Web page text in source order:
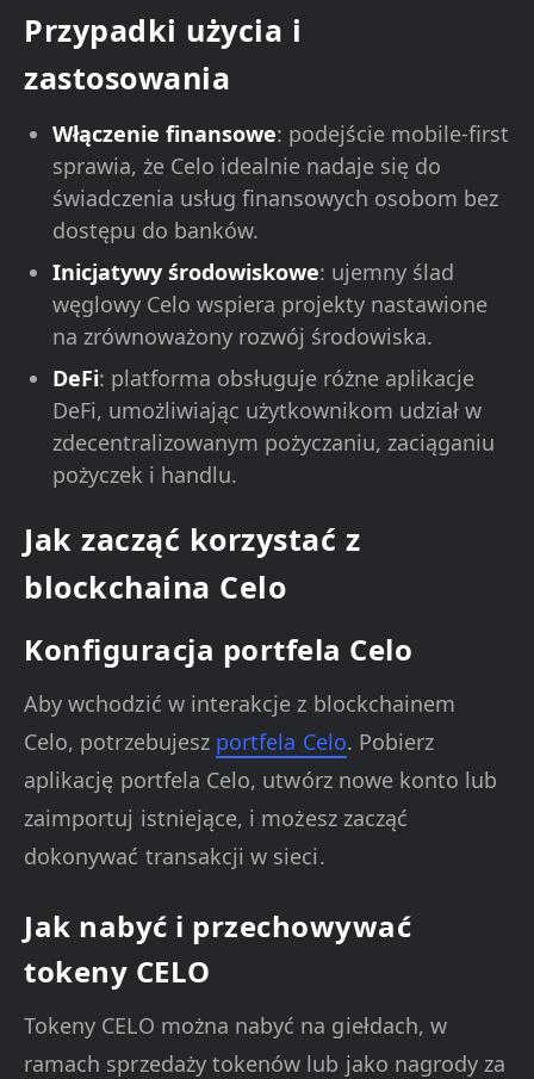
Przypadki użycia i
zastosowania
Włączenie finansowe: podejście mobile-first
sprawia, że Celo idealnie nadaje się do
świadczenia usług finansowych osobom bez
dostępu do banków.
Inicjatywy środowiskowe: ujemny ślad
węglowy Celo wspiera projekty nastawione
na zrównoważony rozwój środowiska.
DeFi: platforma obsługuje różne aplikacje
DeFi, umożliwiając użytkownikom udział w
zdecentralizowanym pożyczaniu, zaciąganiu
pożyczek i handlu.
Jak zacząć korzystać z
blockchaina Celo
Konfiguracja portfela Celo
Aby wchodzić w interakcje z blockchainem
Celo, potrzebujesz portfela Celo. Pobierz
aplikację portfela Celo, utwórz nowe konto lub
zaimportuj istniejące, i możesz zacząć
dokonywać transakcji w sieci.
Jak nabyć i przechowywać
tokeny CELO
Tokeny CELO można nabyć na giełdach, w
ramach sprzedaży tokenów lub jako nagrody za